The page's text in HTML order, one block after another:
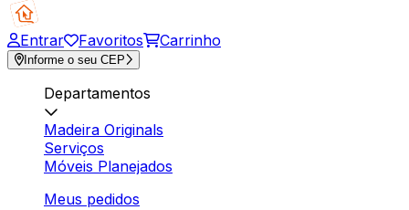
Entrar Favoritos Carrinho
Informe o seu CEP
Departamentos
Madeira Originals
Serviços
Móveis Planejados
Meus pedidos